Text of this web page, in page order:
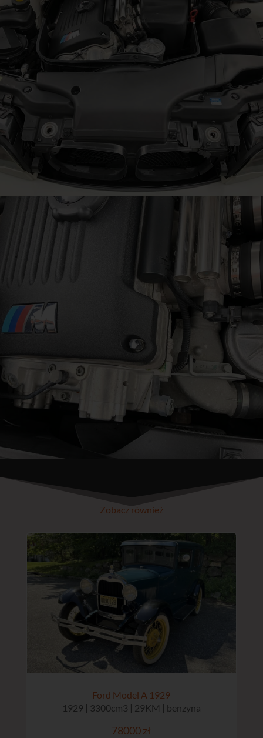
Zobacz również
Ford Model A 1929
1929 | 3300cm3 | 29KM | benzyna
78000 zł